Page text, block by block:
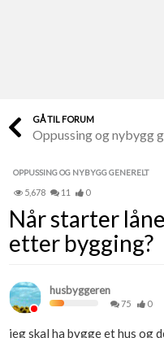
Finn håndverkere
Papirer som mangler
Skaff dokumentasjon som
Kundeservice
GÅ TIL FORUM
Oppussing og nybygg
OPPUSSING OG NYBYGG GENERELT
5,678 11 0
Når starter
etter bygging?
husbyggeren
75 0
jeg skal ha bygge et hus og